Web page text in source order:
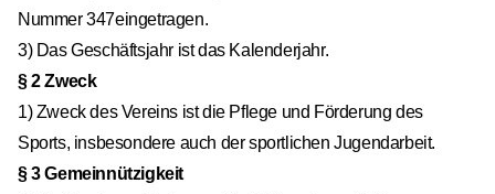
Nummer 347eingetragen.
3) Das Geschäftsjahr ist das Kalenderjahr.
§ 2 Zweck
1) Zweck des Vereins ist die Pflege und Förderung des
Sports, insbesondere auch der sportlichen Jugendarbeit.
§ 3 Gemeinnützigkeit